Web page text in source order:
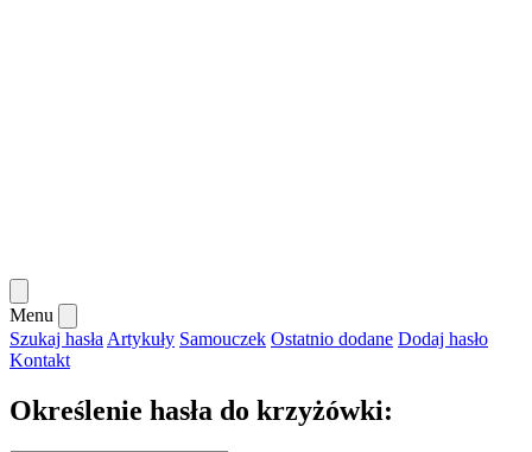
Menu
Szukaj hasła Artykuły Samouczek Ostatnio dodane Dodaj hasło
Kontakt
Określenie hasła do krzyżówki: